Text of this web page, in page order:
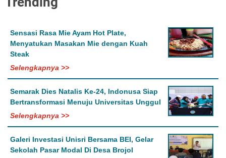
Sensasi Rasa Mie Ayam Hot Plate,
Menyatukan Masakan Mie dengan Kuah
Steak
Selengkapnya >>
Semarak Dies Natalis Ke-24, Indonusa Siap
Bertransformasi Menuju Universitas Unggul
Selengkapnya >>
Galeri Investasi Unisri Bersama BEI, Gelar
Sekolah Pasar Modal Di Desa Brojol